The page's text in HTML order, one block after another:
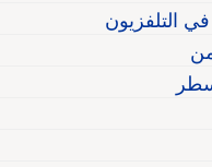
في التلفزيون